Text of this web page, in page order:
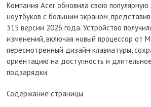
Компания Acer обновила свою
ноутбуков с большим экраном,
315 версии 2026 года. Устройство
изменений, включая новый процессор от
пересмотренный дизайн клавиатуры,
ориентацию на доступность и
подзарядки.
Содержание страницы